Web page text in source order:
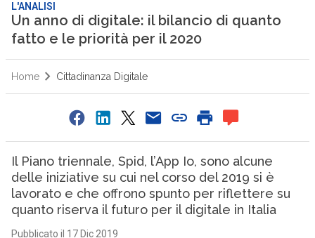
L'ANALISI
Un anno di digitale: il bilancio di quanto
fatto e le priorità per il 2020
Home Cittadinanza Digitale
Il Piano triennale, Spid, l’App Io, sono alcune
delle iniziative su cui nel corso del 2019 si è
lavorato e che offrono spunto per riflettere su
quanto riserva il futuro per il digitale in Italia
Pubblicato il 17 Dic 2019